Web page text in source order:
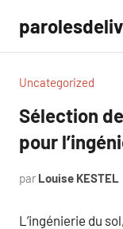
contenu
Uncategorized
Sélection
pour
par Louise KESTEL
L’ingénierie du